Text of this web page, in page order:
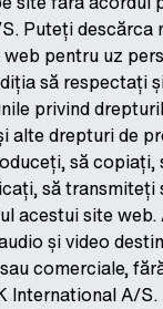
Puteți descărca
pentru uz
să respectați
privind
alte drepturi de
să copiați,
să transmiteți
acestui site web.
și video
comerciale,
International A/S.